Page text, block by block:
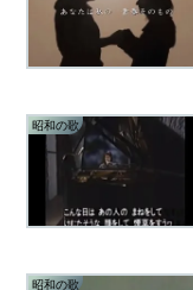
昭和の歌
昭和の歌